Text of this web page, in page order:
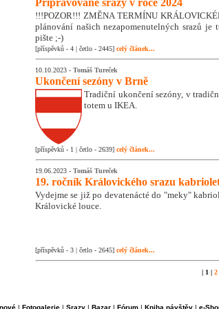
Připravované srazy v roce 2024
!!!POZOR!!! ZMĚNA TERMÍNU
plánování našich nezapomenutelných srazů
pište ;-)
[příspěvků - 4 | četlo - 2445] celý článek...
10.10.2023 - Tomáš Tureček
Ukončení sezóny v Brně
Tradiční ukončení sezóny, v
totem u IKEA.
[příspěvků - 1 | četlo - 2639] celý článek...
19.06.2023 - Tomáš Tureček
19. ročník Královického srazu
Vydejme se již po devatenácté do "meky"
Královické louce.
[příspěvků - 3 | četlo - 2645] celý článek...
| 1 | 2
| Fotogalerie| Srazy| Bazar| Fórum| Kniha návštěv| e-